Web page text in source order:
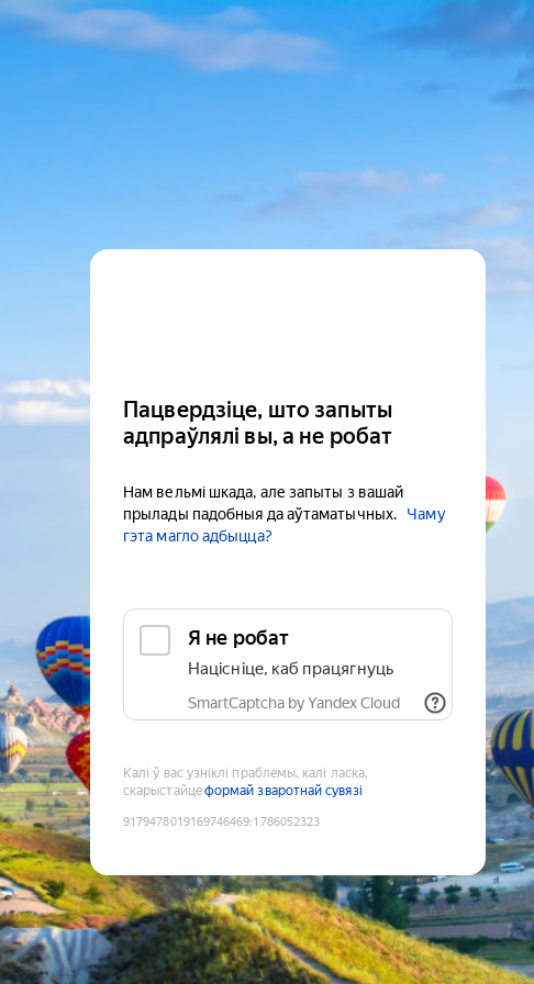
Пацвердзіце, што запыты
адпраўлялі вы, а не робат
Нам вельмі шкада, але запыты з вашай
прылады падобныя да аўтаматычных.
Чаму
гэта магло адбыцца?
Я не робат
Націсніце, каб працягнуць
SmartCaptcha by Yandex Cloud
Калі ў вас узніклі праблемы, калі ласка,
скарыстайцеформай зваротнай сувязі
9179478019169746469:1786052323